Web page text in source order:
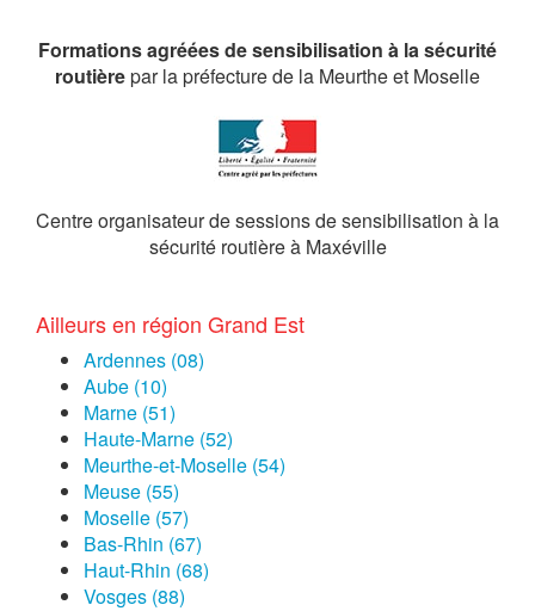
Formations agréées de sensibilisation à la sécurité
routièrepar la préfecture de la Meurthe et Moselle
Centre organisateur de sessions de sensibilisation à la
sécurité routière à Maxéville
Ailleurs en région Grand Est
Ardennes (08)
Aube (10)
Marne (51)
Haute-Marne (52)
Meurthe-et-Moselle (54)
Meuse (55)
Moselle (57)
Bas-Rhin (67)
Haut-Rhin (68)
Vosges (88)